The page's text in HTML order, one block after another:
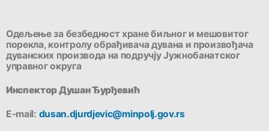
Одељење за безбедност хране биљног и мешовитог
порекла, контролу обрађивача дувана и произвођача
дуванских производа на подручју Јужнобанатског
управног округа
Инспектор Душан Ђурђевић
E-mail: dusan.djurdjevic@minpolj.gov.rs